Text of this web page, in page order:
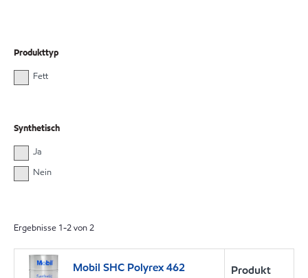
Produkttyp
Fett
Synthetisch
Ja
Nein
Ergebnisse 1-2von2
Mobil SHC Polyrex 462
Produkt